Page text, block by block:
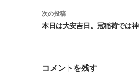
ナ
ビ
ゲ
次の投稿
本日は大安吉日。冠稲荷では
コメントを残す